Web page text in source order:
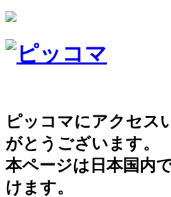
ピッコマにアクセス
がとうございます。
本ページは日本国内
けます。